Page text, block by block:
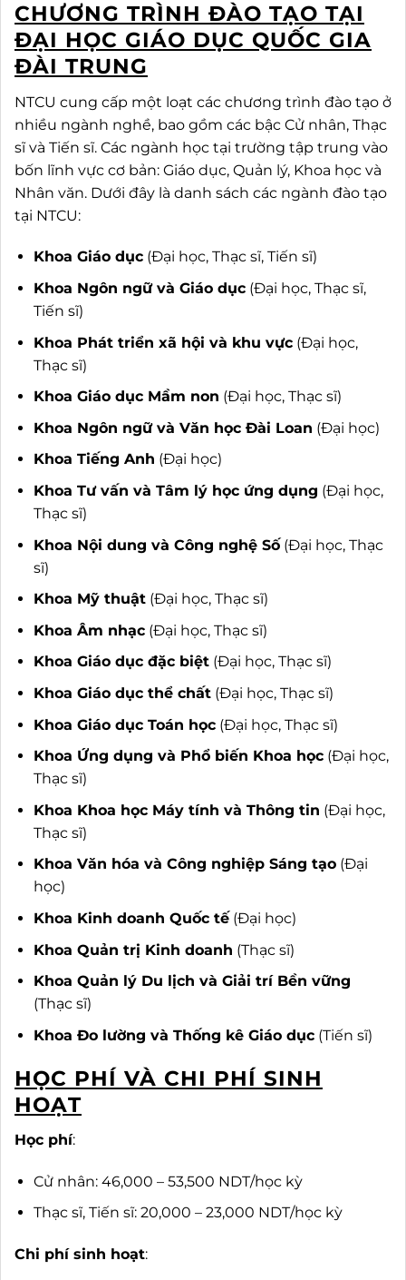
CHƯƠNG TRÌNH ĐÀO TẠO TẠI
ĐẠI HỌC GIÁO DỤC QUỐC GIA
ĐÀI TRUNG
NTCU cung cấp một loạt các chương trình đào tạo ở
nhiều ngành nghề, bao gồm các bậc Cử nhân, Thạc
sĩ và Tiến sĩ. Các ngành học tại trường tập trung vào
bốn lĩnh vực cơ bản: Giáo dục, Quản lý, Khoa học và
Nhân văn. Dưới đây là danh sách các ngành đào tạo
tại NTCU:
Khoa Giáo dục(Đại học, Thạc sĩ, Tiến sĩ)
Khoa Ngôn ngữ và Giáo dục(Đại học, Thạc sĩ,
Tiến sĩ)
Khoa Phát triển xã hội và khu vực(Đại học,
Thạc sĩ)
Khoa Giáo dục Mầm non (Đại học, Thạc sĩ)
Khoa Ngôn ngữ và Văn học Đài Loan (Đại học)
Khoa Tiếng Anh (Đại học)
Khoa Tư vấn và Tâm lý học ứng dụng (Đại học,
Thạc sĩ)
Khoa Nội dung và Công nghệ Số(Đại học, Thạc
sĩ)
Khoa Mỹ thuật(Đại học, Thạc sĩ)
Khoa Âm nhạc(Đại học, Thạc sĩ)
Khoa Giáo dục đặc biệt(Đại học, Thạc sĩ)
Khoa Giáo dục thể chất(Đại học, Thạc sĩ)
Khoa Giáo dục Toán học(Đại học, Thạc sĩ)
Khoa Ứng dụng và Phổ biến Khoa học(Đại học,
Thạc sĩ)
Khoa Khoa học Máy tính và Thông tin (Đại học,
Thạc sĩ)
Khoa Văn hóa và Công nghiệp Sáng tạo(Đại
học)
Khoa Kinh doanh Quốc tế(Đại học)
Khoa Quản trị Kinh doanh (Thạc sĩ)
Khoa Quản lý Du lịch và Giải trí Bền vững
(Thạc sĩ)
Khoa Đo lường và Thống kê Giáo dục(Tiến sĩ)
HỌC PHÍ VÀ CHI PHÍ SINH
HOẠT
Học phí:
Cử nhân: 46,000 – 53,500 NDT/học kỳ
Thạc sĩ, Tiến sĩ: 20,000 – 23,000 NDT/học kỳ
Chi phí sinh hoạt: